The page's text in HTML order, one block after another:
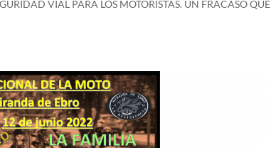
VIAL PARA LOS MOTORISTAS. UN FRACASO QUE